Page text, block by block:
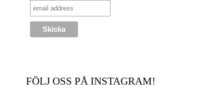
FÖLJ OSS PÅ INSTAGRAM!